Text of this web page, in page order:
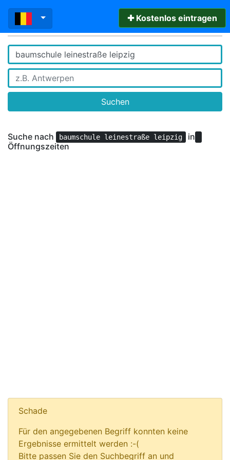
✚ Kostenlos eintragen
Suchen
Suche nach baumschule leinestraße leipzig
in
Öffnungszeiten
Schade
Für den angegebenen Begriff konnten keine
Ergebnisse ermittelt werden :-(
Bitte passen Sie den Suchbegriff an und